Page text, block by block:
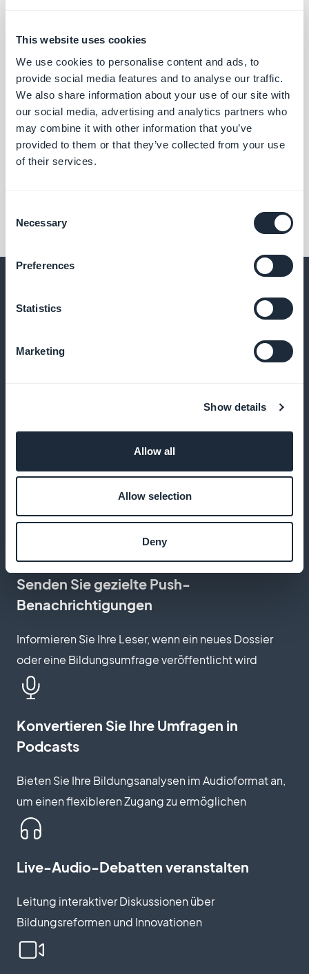
This website uses cookies
We use cookies to personalise content and ads, to
provide social media features and to analyse our traffic.
We also share information about your use of our site with
our social media, advertising and analytics partners who
may combine it with other information that you’ve
provided to them or that they’ve collected from your use
of their services.
Selection
Necessary
Preferences
Statistics
Marketing
Show details
Allow all
Allow selection
Deny
Ihre Leser können Ihre lehrreichen Artikel zum
späteren Nachschlagen speichern
Senden Sie gezielte Push-
Benachrichtigungen
Informieren Sie Ihre Leser, wenn ein neues Dossier
oder eine Bildungsumfrage veröffentlicht wird
Konvertieren Sie Ihre Umfragen in
Podcasts
Bieten Sie Ihre Bildungsanalysen im Audioformat an,
um einen flexibleren Zugang zu ermöglichen
Live-Audio-Debatten veranstalten
Leitung interaktiver Diskussionen über
Bildungsreformen und Innovationen